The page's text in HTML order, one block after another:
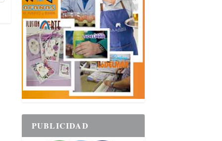
PUBLICIDAD